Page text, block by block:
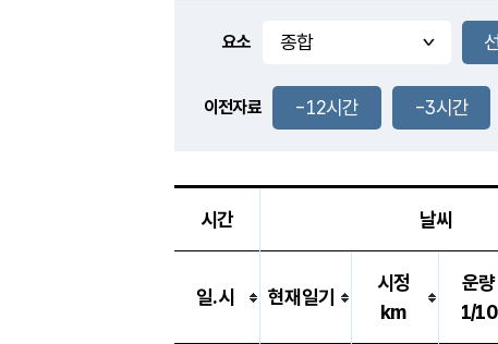
풍도
3.4m/s
-
요소
이전자료 -12시간 -3시간
시간 날씨
일.시 현재일기
시정
km
운량
1/10